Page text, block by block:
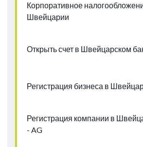
Корпоративное
Швейцарии
Открыть счет в Швейцарском
Регистрация бизнеса в
Регистрация компании в
- AG